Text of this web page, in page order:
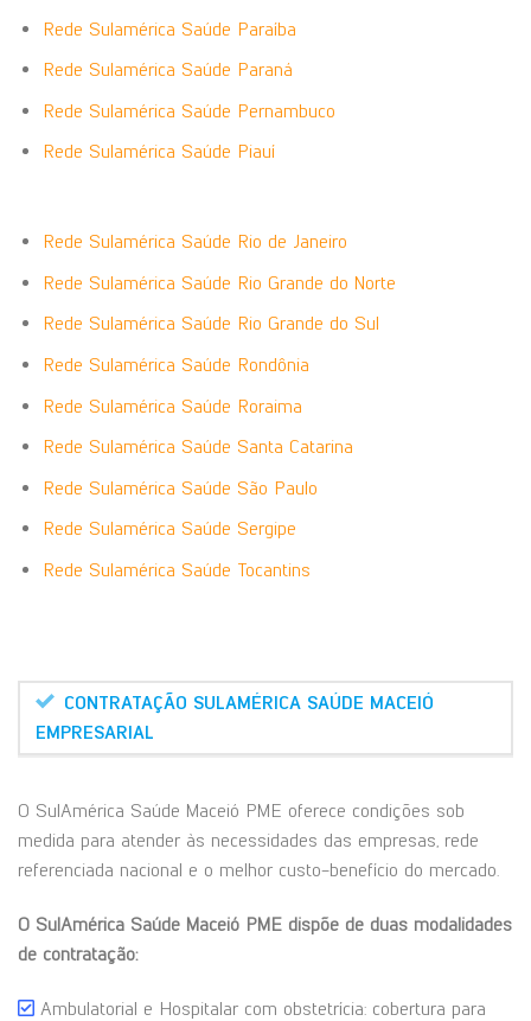
Rede Sulamérica Saúde Paraíba
Rede Sulamérica Saúde Paraná
Rede Sulamérica Saúde Pernambuco
Rede Sulamérica Saúde Piauí
Rede Sulamérica Saúde Rio de Janeiro
Rede Sulamérica Saúde Rio Grande do Norte
Rede Sulamérica Saúde Rio Grande do Sul
Rede Sulamérica Saúde Rondônia
Rede Sulamérica Saúde Roraima
Rede Sulamérica Saúde Santa Catarina
Rede Sulamérica Saúde São Paulo
Rede Sulamérica Saúde Sergipe
Rede Sulamérica Saúde Tocantins
CONTRATAÇÃO SULAMÉRICA SAÚDE MACEIÓ
EMPRESARIAL
O SulAmérica Saúde Maceió PME oferece condições sob
medida para atender às necessidades das empresas, rede
referenciada nacional e o melhor custo-benefício do mercado.
O SulAmérica Saúde Maceió PME dispõe de duas modalidades
de contratação:
Ambulatorial e Hospitalar com obstetrícia: cobertura para